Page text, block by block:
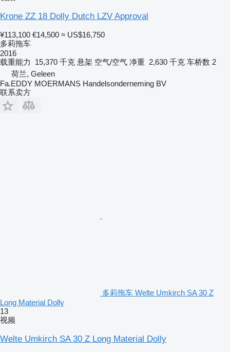
Krone ZZ 18 Dolly Dutch LZV Approval
¥113,100 €14,500 ≈ US$16,750
多莉拖车
2016
载重能力
15,370 千克 悬架 空气/空气 净重 2,630 千克 车桥数 2
荷兰, Geleen
Fa.EDDY MOERMANS Handelsonderneming BV
联系卖方
多莉拖车 Welte Umkirch SA 30 Z
Long Material Dolly
13
视频
Welte Umkirch SA 30 Z Long Material Dolly